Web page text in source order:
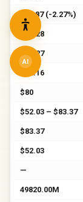
$-1.87 (-2.27%)
$81.28
$82.27
$82.16
$80
$52.03 – $83.37
$83.37
$52.03
—
49820.00M
AI